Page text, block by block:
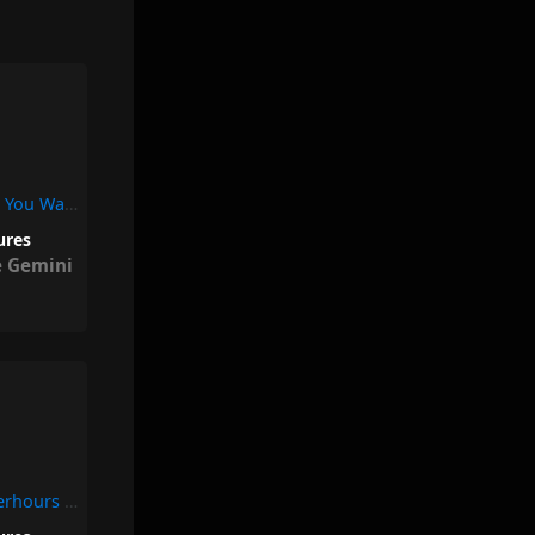
Vacation (Anywhere You Wanna Go) – Flo Rida, Sage The Gemini
Gemini
Love Sensation (Afterhours Mix) – Madonna, Kylie Minogue